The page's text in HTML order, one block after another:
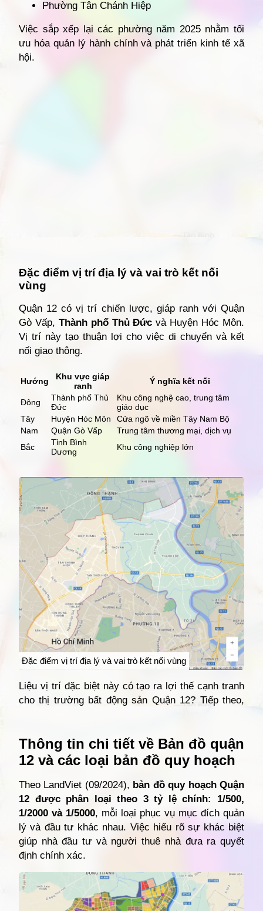
Phường Tân Chánh Hiệp
Việc sắp xếp lại các phường năm 2025 nhằm tối
ưu hóa quản lý hành chính và phát triển kinh tế xã
hội.
Đặc điểm vị trí địa lý và vai trò kết nối
vùng
Quận 12 có vị trí chiến lược, giáp ranh với Quận
Gò Vấp, Thành phố Thủ Đức và Huyện Hóc Môn.
Vị trí này tạo thuận lợi cho việc di chuyển và kết
nối giao thông.
Hướng
Khu vực giáp
ranh
Ý nghĩa kết nối
Đông
Thành phố Thủ
Đức
Khu công nghệ cao, trung tâm
giáo dục
Tây
Huyện Hóc Môn
Cửa ngõ về miền Tây Nam Bộ
Nam
Quận Gò Vấp
Trung tâm thương mại, dịch vụ
Bắc
Tỉnh Bình
Dương
Khu công nghiệp lớn
Đặc điểm vị trí địa lý và vai trò kết nối vùng
Liệu vị trí đặc biệt này có tạo ra lợi thế cạnh tranh
cho thị trường bất động sản Quận 12? Tiếp theo,
Thông tin chi tiết về Bản đồ quận
12 và các loại bản đồ quy hoạch
Theo LandViet (09/2024), bản đồ quy hoạch Quận
12 được phân loại theo 3 tỷ lệ chính: 1/500,
1/2000 và 1/5000, mỗi loại phục vụ mục đích quản
lý và đầu tư khác nhau. Việc hiểu rõ sự khác biệt
giúp nhà đầu tư và người thuê nhà đưa ra quyết
định chính xác.